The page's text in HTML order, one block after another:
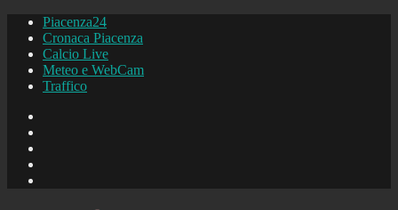
Piacenza24
Cronaca Piacenza
Calcio Live
Meteo e WebCam
Traffico